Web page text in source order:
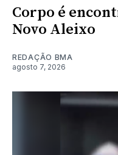
Corpo é
Novo Aleixo
REDAÇÃO BMA
agosto 7, 2026